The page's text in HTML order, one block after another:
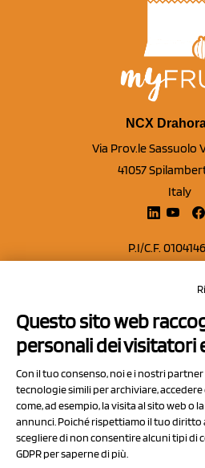
NCX
Via Prov.le Sassuolo
41057
Italy
P.I/C.F.
Capitale sociale Euro
Contatti
Privacy
Cookie
Chi Siamo
Questo sito web
personali dei visitatori
Con il tuo consenso, noi e i nostri
tecnologie simili per archiviare,
come, ad esempio, la visita al sito web o
annunci. Poiché rispettiamo il tuo diritto
scegliere di non consentire alcuni tipi di
GDPR per saperne di più.